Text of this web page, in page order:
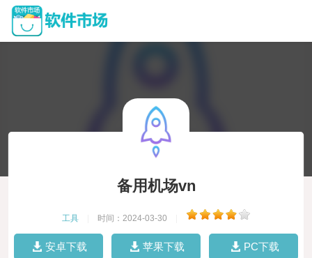
备用机场vn
工具 时间：2024-03-30
安卓下载 苹果下载 PC下载